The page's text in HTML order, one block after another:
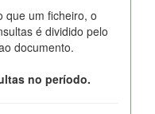
que um ficheiro, o
é dividido pelo
documento.
no período.